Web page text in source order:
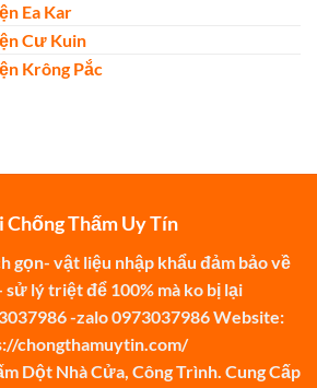
Ea Kar
Cư Kuin
Krông Pắc
Thấm Uy Tín
gọn- vật liệu nhập khẩu đảm bảo về
lý triệt để 100% mà ko bị lại
-zalo 0973037986 Website:
chongthamuytin.com/
Dột Nhà Cửa, Công Trình. Cung Cấp